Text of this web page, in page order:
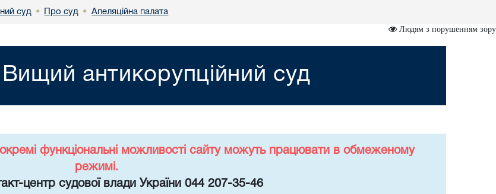
суд • Про суд • Апеляційна палата
Людям з порушенням зору
Вищий антикорупційний суд
функціональні можливості сайту можуть працювати в обмеженому
режимі.
центр судової влади України 044 207-35-46